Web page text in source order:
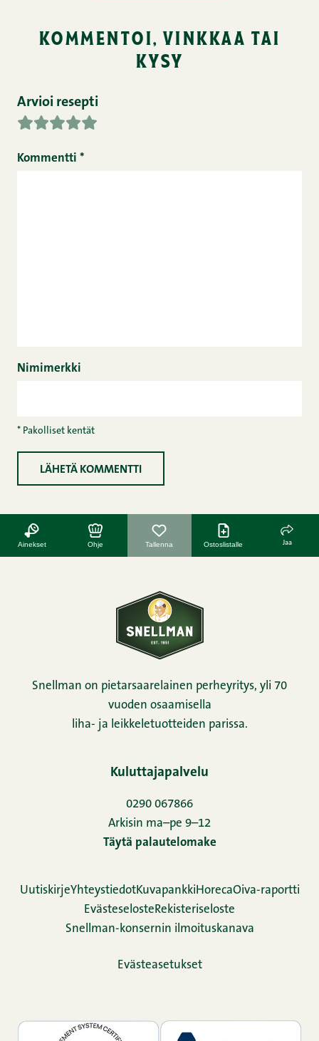
kommentoi, vinkkaa tai
kysy
Arvioi resepti
Kommentti *
Nimimerkki
* Pakolliset kentät
Ainekset Ohje Tallenna Ostoslistalle Jaa
Snellman on pietarsaarelainen perheyritys, yli 70
vuoden osaamisella
liha- ja leikkeletuotteiden parissa.
Kuluttajapalvelu
0290 067866
Arkisin ma–pe 9–12
Täytä palautelomake
UutiskirjeYhteystiedotKuvapankki HorecaOiva-raportti
Evästeseloste Rekisteriseloste
Snellman-konsernin ilmoituskanava
Evästeasetukset